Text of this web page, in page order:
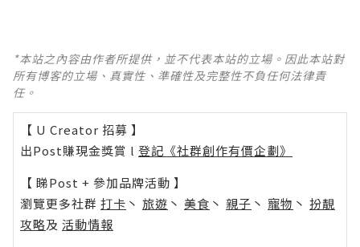
*本站之內容由作者所提供，並不代表本站的立場。因此本站對
所有博客的立場、真實性、準確性及完整性不負任何法律責
任。
【 U Creator 招募 】
出Post賺現金獎賞 l 登記《社群創作有價企劃》
【 睇Post + 參加品牌活動 】
瀏覽更多社群 打卡 丶 旅遊 丶 美食 丶 親子 丶 寵物 丶 扮靚
攻略及 活動情報